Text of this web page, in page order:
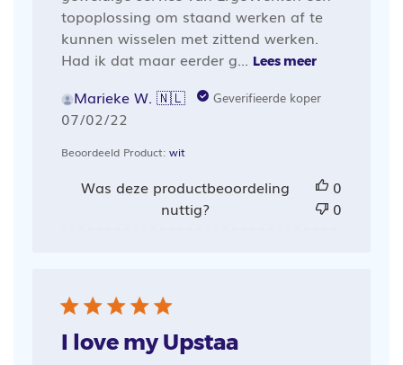
topoplossing om staand werken af te
kunnen wisselen met zittend werken.
Had ik dat maar eerder g...
Lees meer
Marieke W. 🇳🇱 Geverifieerde koper
Publicatiedatum
07/02/22
Beoordeeld Product: wit
Was deze productbeoordeling
nuttig?
0
0
I love my Upstaa